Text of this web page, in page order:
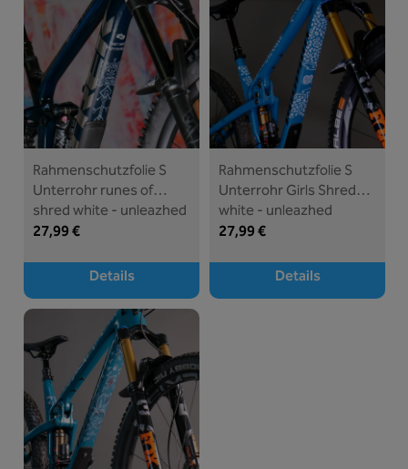
Rahmenschutzfolie S
Unterrohr runes of
shred white - unleazhed
27,99 €
Details
Rahmenschutzfolie S
Unterrohr Girls Shred
white - unleazhed
27,99 €
Details